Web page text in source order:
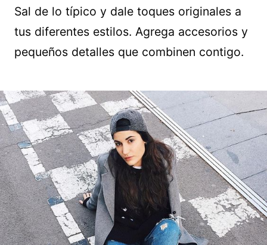
Sal de lo típico y dale toques originales a
tus diferentes estilos. Agrega accesorios y
pequeños detalles que combinen contigo.